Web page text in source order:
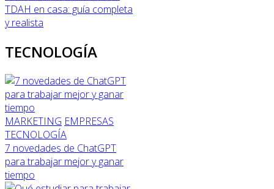
TDAH en casa: guía completa
y realista
TECNOLOGÍA
MARKETING EMPRESAS
TECNOLOGÍA
7 novedades de ChatGPT
para trabajar mejor y ganar
tiempo